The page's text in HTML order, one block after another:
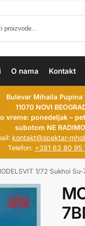
O nama Kontakt
Bulevar Mihaila Pupina
11070 NOVI
vreme: ponedeljak –
subotom NE
kontakt@spektar-
Telefon: +381 63 80 95
1/72 Sukhoi